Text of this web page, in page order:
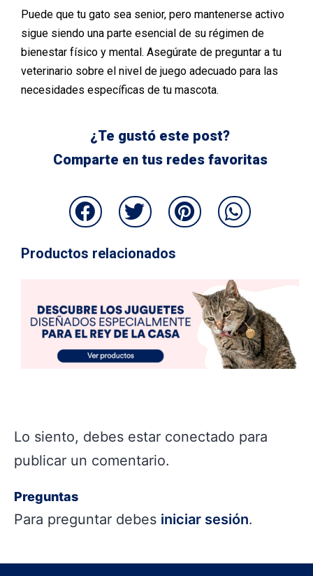
Puede que tu gato sea senior, pero mantenerse activo
sigue siendo una parte esencial de su régimen de
bienestar físico y mental. Asegúrate de preguntar a tu
veterinario sobre el nivel de juego adecuado para las
necesidades específicas de tu mascota.
¿Te gustó este post?
Comparte en tus redes favoritas
Productos relacionados
Lo siento, debes estar conectado para
publicar un comentario.
Preguntas
Para preguntar debes iniciar sesión.